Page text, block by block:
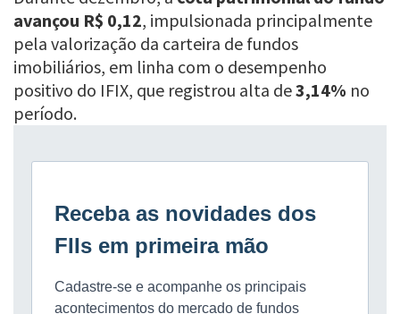
avançou R$ 0,12, impulsionada principalmente
pela valorização da carteira de fundos
imobiliários, em linha com o desempenho
positivo do IFIX, que registrou alta de3,14% no
período.